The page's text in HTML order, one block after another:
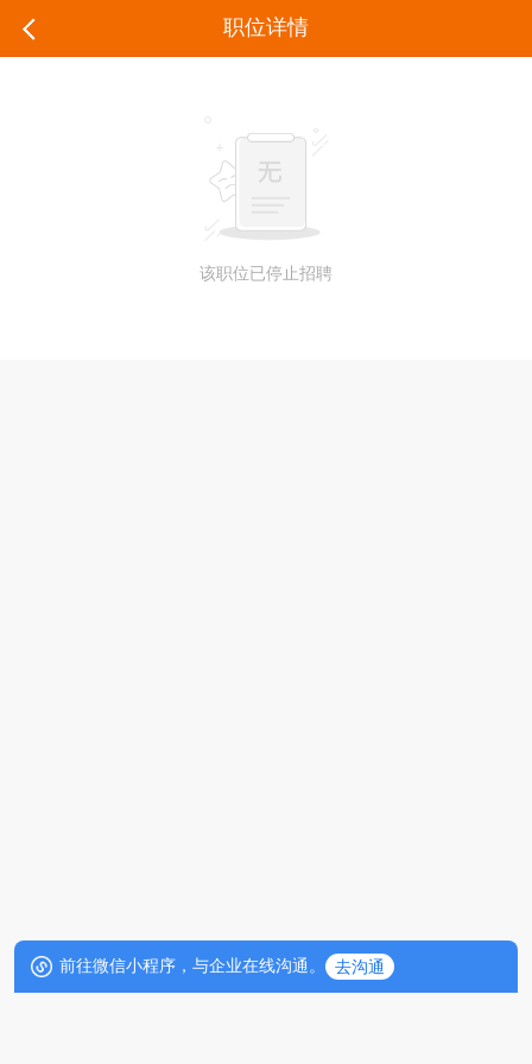
职位详情
该职位已停止招聘
前往微信小程序，与企业在线沟通。 去沟通